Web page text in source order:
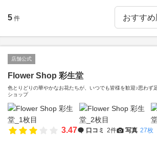
5 件
店舗公式
Flower Shop 彩生堂
色とりどりの華やかなお花たちが、いつでも皆様を歓迎♪思わず
ショップ
3.47 口コミ 2件 写真 27枚